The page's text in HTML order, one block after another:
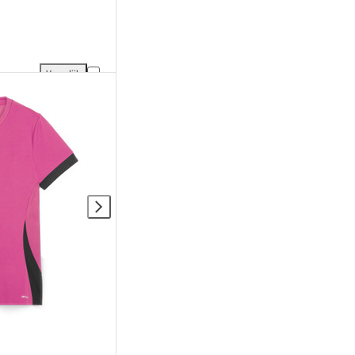
Vergelijk